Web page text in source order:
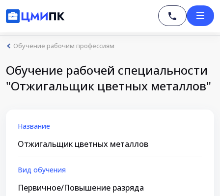
Обучение рабочим профессиям
Обучение рабочей специальности
"Отжигальщик цветных металлов"
Название
Отжигальщик цветных металлов
Вид обучения
Первичное/Повышение разряда